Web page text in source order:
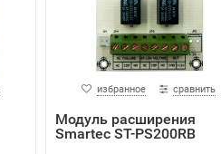
избранное сравнить
Модуль расширения
Smartec ST-PS200RB